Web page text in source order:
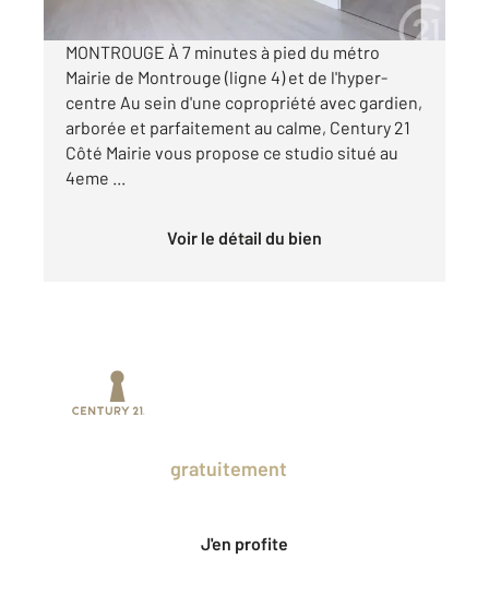
MONTROUGE À 7 minutes à pied du métro
Mairie de Montrouge (ligne 4) et de l'hyper-
centre Au sein d'une copropriété avec gardien,
arborée et parfaitement au calme, Century 21
Côté Mairie vous propose ce studio situé au
4eme ...
Voir le détail du bien
gratuitement
J'en profite